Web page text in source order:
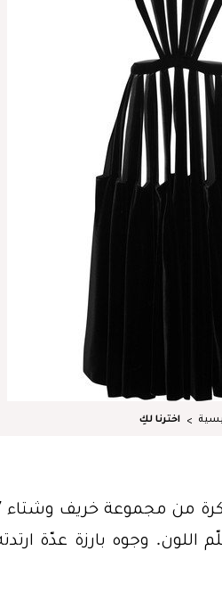
اخترنا لكِ
وجوه بارزة عدّة